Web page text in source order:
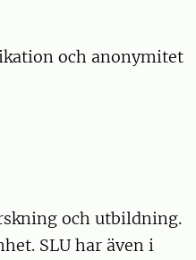
och anonymitet
och utbildning.
SLU har även i